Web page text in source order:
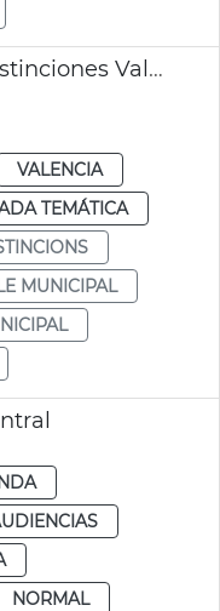
Aprobación Honores i Distinciones València Pleno Municipal
VALENCIA
TEMÁTICA
MUNICIPAL
NORMAL